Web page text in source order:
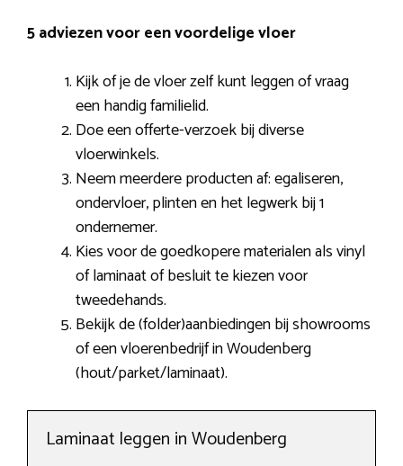
5 adviezen voor een voordelige vloer
Kijk of je de vloer zelf kunt leggen of vraag
een handig familielid.
Doe een offerte-verzoek bij diverse
vloerwinkels.
Neem meerdere producten af: egaliseren,
ondervloer, plinten en het legwerk bij 1
ondernemer.
Kies voor de goedkopere materialen als vinyl
of laminaat of besluit te kiezen voor
tweedehands.
Bekijk de (folder)aanbiedingen bij showrooms
of een vloerenbedrijf in Woudenberg
(hout/parket/laminaat).
Laminaat leggen in Woudenberg